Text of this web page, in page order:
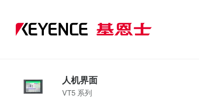
人机界面
VT5 系列